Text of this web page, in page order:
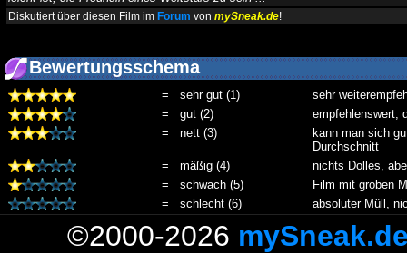
Diskutiert über diesen Film im Forum von mySneak.de!
Bewertungsschema
= sehr gut (1)
sehr
=
gut (2)
empfehlenswert,
=
nett (3)
kann man sich
Durchschnitt
=
mäßig (4)
nichts Dolles,
=
schwach (5)
Film mit groben
=
schlecht (6) absoluter Müll,
©2000-2026